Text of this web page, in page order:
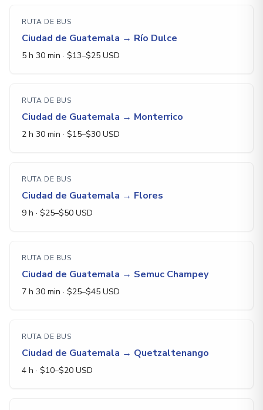
RUTA DE BUS
Ciudad de Guatemala → Río Dulce
5 h 30 min · $13–$25 USD
RUTA DE BUS
Ciudad de Guatemala → Monterrico
2 h 30 min · $15–$30 USD
RUTA DE BUS
Ciudad de Guatemala → Flores
9 h · $25–$50 USD
RUTA DE BUS
Ciudad de Guatemala → Semuc Champey
7 h 30 min · $25–$45 USD
RUTA DE BUS
Ciudad de Guatemala → Quetzaltenango
4 h · $10–$20 USD